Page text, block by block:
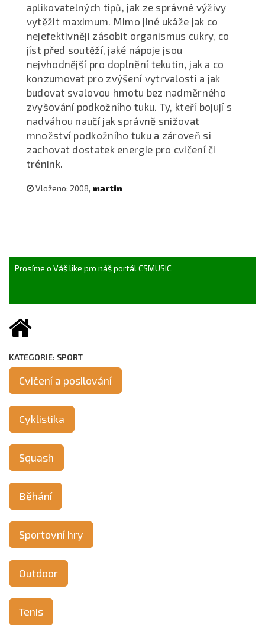
aplikovatelných tipů, jak ze správné výživy
vytěžit maximum. Mimo jiné ukáže jak co
nejefektivněji zásobit organismus cukry, co
jíst před soutěží, jaké nápoje jsou
nejvhodnější pro doplnění tekutin, jak a co
konzumovat pro zvýšení vytrvalosti a jak
budovat svalovou hmotu bez nadměrného
zvyšování podkožního tuku. Ty, kteří bojují s
nadváhou naučí jak správně snižovat
množství podkožního tuku a zároveň si
zachovat dostatek energie pro cvičení či
trénink.
Vloženo: 2008, martin
Prosíme o Váš like pro náš portál CSMUSIC
KATEGORIE: SPORT
Cvičení a posilování
Cyklistika
Squash
Běhání
Sportovní hry
Outdoor
Tenis